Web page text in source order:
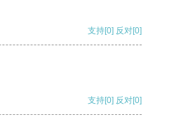
支持[0] 反对[0]
支持[0] 反对[0]